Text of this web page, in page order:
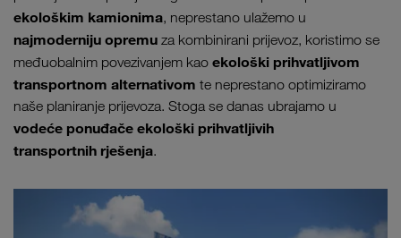
ekološkim kamionima, neprestano ulažemo u
najmoderniju opremu za kombinirani prijevoz, koristimo se
međuobalnim povezivanjem kao ekološki prihvatljivom
transportnom alternativom te neprestano optimiziramo
naše planiranje prijevoza. Stoga se danas ubrajamo u
vodeće ponuđače ekološki prihvatljivih
transportnih rješenja.